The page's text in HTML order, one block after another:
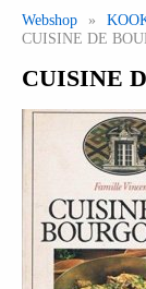
Webshop »
CUISINE DE
CUISINE